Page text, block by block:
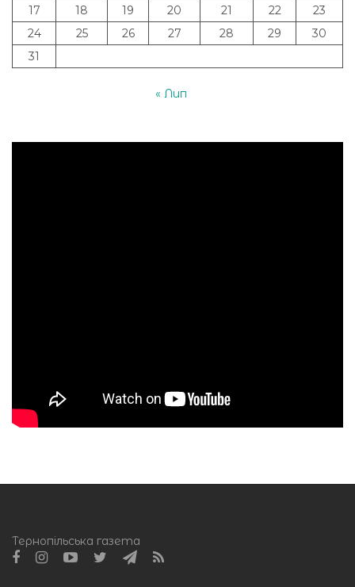
17
18 19 20 21 22
23
24
25 26 27 28 29
30
31
« Лип
Тернопільська газета